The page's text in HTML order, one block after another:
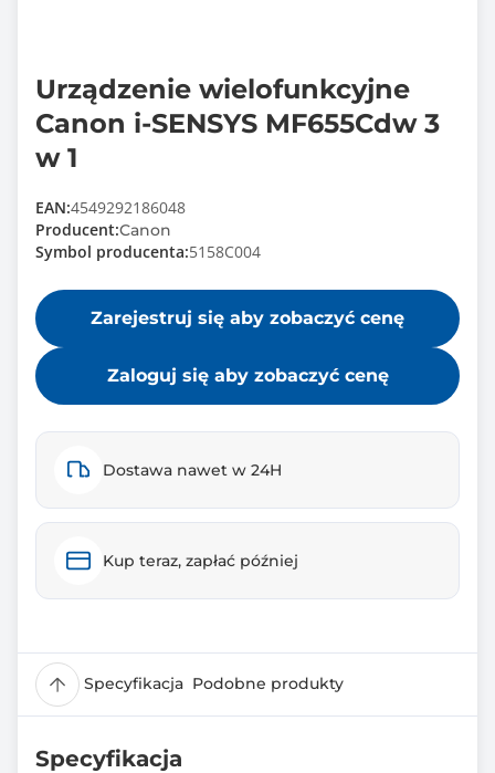
Urządzenie wielofunkcyjne
Canon i-SENSYS MF655Cdw 3
w 1
EAN:4549292186048
Producent:Canon
Symbol producenta:5158C004
Zarejestruj się aby zobaczyć cenę
Zaloguj się aby zobaczyć cenę
Dostawa nawet w 24H
Kup teraz, zapłać później
Specyfikacja Podobne produkty
Specyfikacja